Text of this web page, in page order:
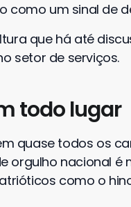
como um sinal de
que há até
setor de serviços.
todo lugar
quase todos os
orgulho nacional é
como o